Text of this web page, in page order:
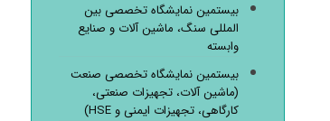
بیستمین نمایشگاه تخصصی بین
المللی سنگ، ماشین آلات و صنایع
وابسته
بیستمین نمایشگاه تخصصی صنعت
(ماشین آلات، تجهیزات صنعتی،
کارگاهی، تجهیزات ایمنی و HSE)